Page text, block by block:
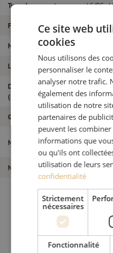
Type de connecteur LC/PC -
Fibretype G.657A1
Nombre de fibres
Longueur 19m
Diamètre extérieur
(mm)
1.8
Grade B
Nom de l'article
LC/PC,
Numéro d'article
Ce site web
cookies
Nous utilisons des
personnaliser le
analyser notre trafic.
également des
utilisation de notre
partenaires de
peuvent les
informations que
ou qu'ils ont
utilisation de leurs
confidentialité
Strictement
nécessaires
Fonctionnalité